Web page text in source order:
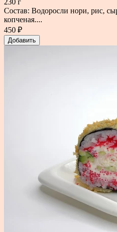
230 г
Состав: Водоросли нори, рис,
копченая....
450 ₽
Добавить